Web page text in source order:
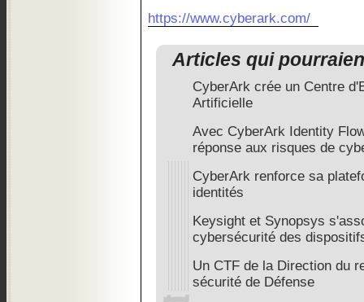
https://www.cyberark.com/
Articles qui
CyberArk crée un Centre
Artificielle
Avec CyberArk Identity
réponse aux risques de
CyberArk renforce sa
identités
Keysight et Synopsys
cybersécurité des
Un CTF de la Direction du
sécurité de Défense